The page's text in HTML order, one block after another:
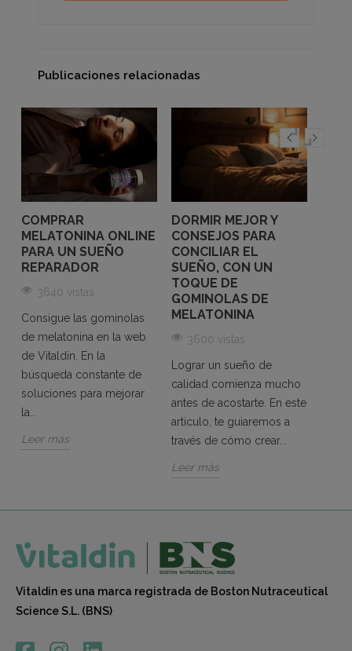
Publicaciones relacionadas
COMPRAR
MELATONINA ONLINE
PARA UN SUEÑO
REPARADOR
3640 vistas
Consigue las gominolas
de melatonina en la web
de Vitaldin. En la
búsqueda constante de
soluciones para mejorar
la...
Leer más
DORMIR MEJOR Y
CONSEJOS PARA
CONCILIAR EL
SUEÑO, CON UN
TOQUE DE
GOMINOLAS DE
MELATONINA
3600 vistas
Lograr un sueño de
calidad comienza mucho
antes de acostarte. En este
artículo, te guiaremos a
través de cómo crear...
Leer más
Vitaldin es una marca registrada de Boston Nutraceutical
Science S.L. (BNS)